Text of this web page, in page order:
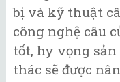
bị và kỹ thuật
công nghệ câu
tốt, hy vọng
thác sẽ được